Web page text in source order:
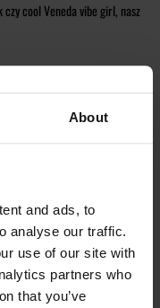
About
and ads, to
analyse our traffic.
use of our site with
partners who
that you’ve
cool Veneda vibe girl, nasz